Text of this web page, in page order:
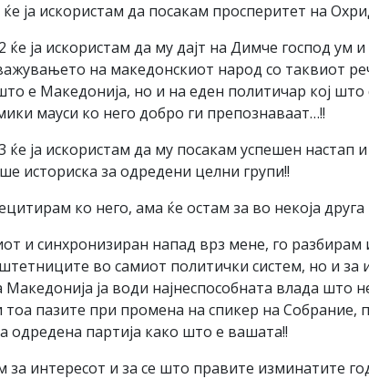
ја искористам да посакам просперитет на
ќе ја искористам да му дајт на Димче господ
на македонскиот народ со таквиот
е Македонија, но и на еден политичар кој што
мауси ко него добро ги препознаваат…!!
ќе ја искористам да му посакам успешен
историска за одредени целни групи!!
ко него, ама ќе остам за во некоја друга
и синхронизиран напад врз мене, го
во самиот политички систем, но и за
ја води најнеспособната влада што
тоа пазите при промена на спикер на
одредена партија како што е вашата!!
за интересот и за се што правите изминатите